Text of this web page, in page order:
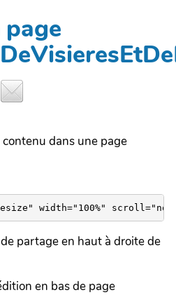
dans une page
partage en haut à droite de
en bas de page